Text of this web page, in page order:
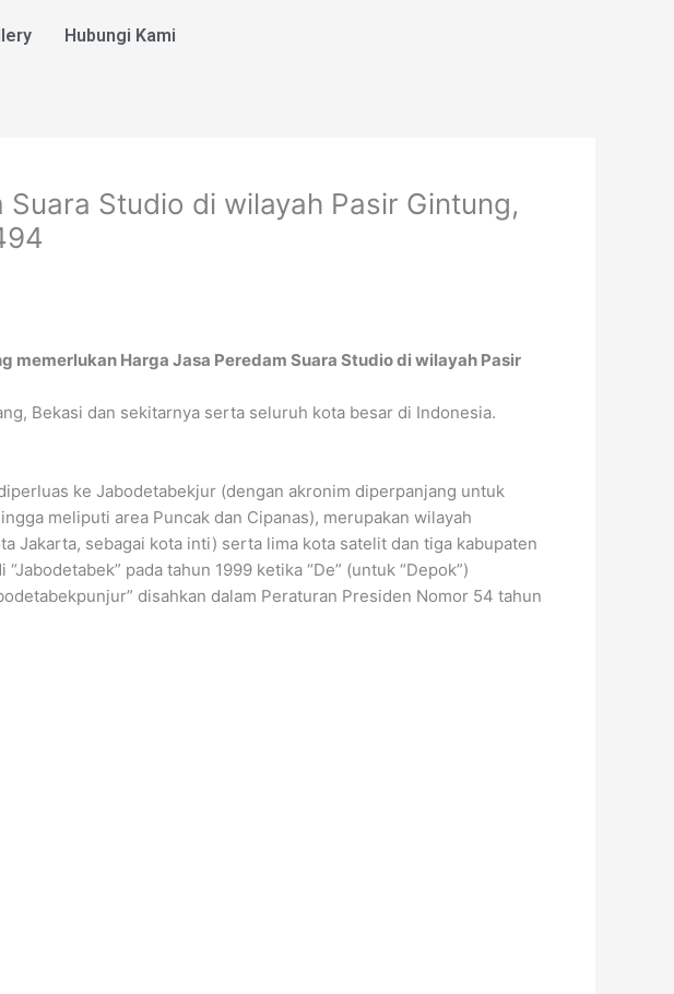
Hubungi Kami
Studio di wilayah Pasir Gintung,
memerlukan Harga Jasa Peredam Suara Studio di wilayah Pasir
Bekasi dan sekitarnya serta seluruh kota besar di Indonesia.
ke Jabodetabekjur (dengan akronim diperpanjang untuk
meliputi area Puncak dan Cipanas), merupakan wilayah
Jakarta, sebagai kota inti) serta lima kota satelit dan tiga kabupaten
pada tahun 1999 ketika “De” (untuk “Depok”)
disahkan dalam Peraturan Presiden Nomor 54 tahun